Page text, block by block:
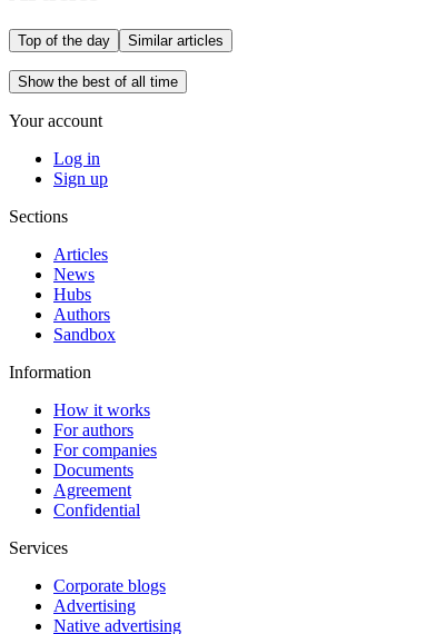
Top of the day Similar articles
Show the best of all time
Your account
Log in
Sign up
Sections
Articles
News
Hubs
Authors
Sandbox
Information
How it works
For authors
For companies
Documents
Agreement
Confidential
Services
Corporate blogs
Advertising
Native advertising